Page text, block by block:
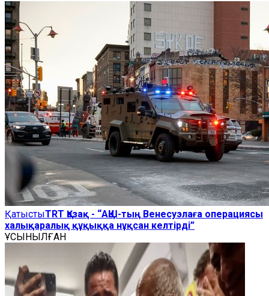
ҚатыстыTRT Қазақ - “АҚШ-тың Венесуэлаға операциясы
халықаралық құқыққа нұқсан келтірді”
ҰСЫНЫЛҒАН